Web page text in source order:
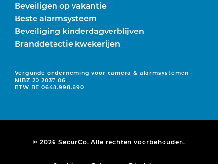
Beveiligen op vakantie
Beste alarmsysteem
Beveiliging kinderdagverblijven
Branddetectie kwekerijen
Vergunde onderneming voor camera & alarmsystemen -
MIBZ 20 2037 06
BTW BE 0648.998.690
© 2026 SecurCo. Alle rechten voorbehouden.